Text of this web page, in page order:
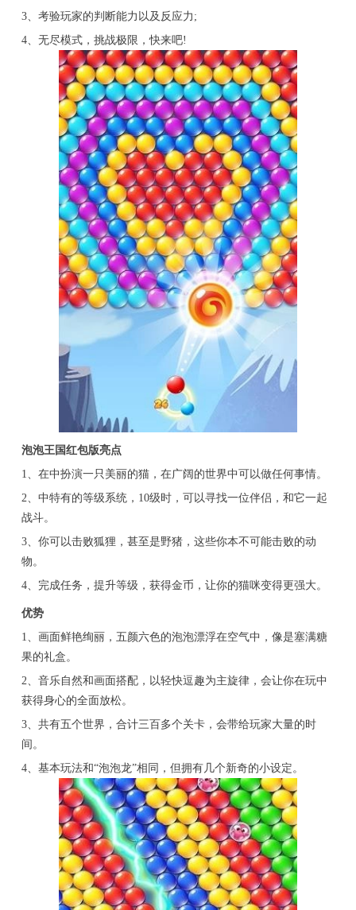
3、考验玩家的判断能力以及反应力;
4、无尽模式，挑战极限，快来吧!
泡泡王国红包版亮点
1、在中扮演一只美丽的猫，在广阔的世界中可以做任何事情。
2、中特有的等级系统，10级时，可以寻找一位伴侣，和它一起
战斗。
3、你可以击败狐狸，甚至是野猪，这些你本不可能击败的动
物。
4、完成任务，提升等级，获得金币，让你的猫咪变得更强大。
优势
1、画面鲜艳绚丽，五颜六色的泡泡漂浮在空气中，像是塞满糖
果的礼盒。
2、音乐自然和画面搭配，以轻快逗趣为主旋律，会让你在玩中
获得身心的全面放松。
3、共有五个世界，合计三百多个关卡，会带给玩家大量的时
间。
4、基本玩法和“泡泡龙”相同，但拥有几个新奇的小设定。